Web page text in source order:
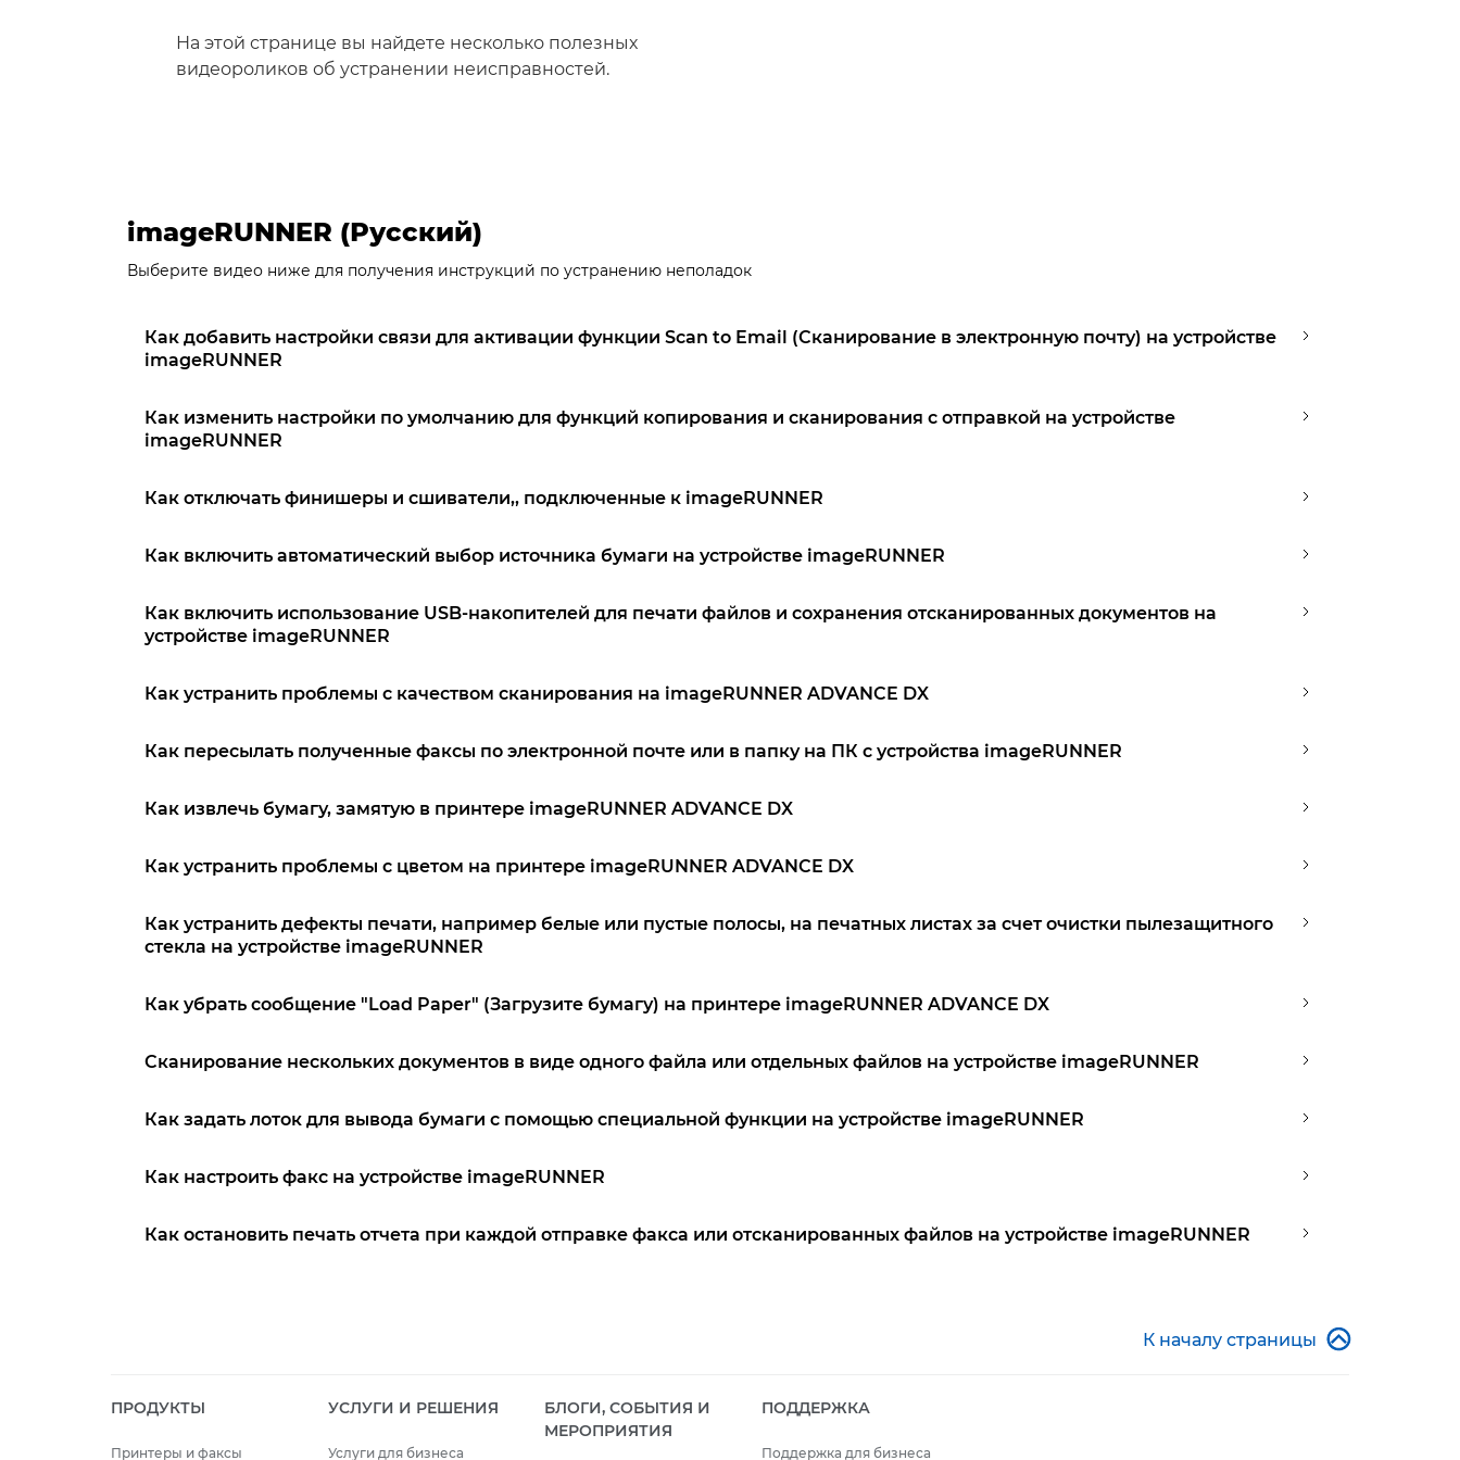
На этой странице вы найдете несколько полезных
видеороликов об устранении неисправностей.
imageRUNNER (Русский)
Выберите видео ниже для получения инструкций по устранению неполадок
Как добавить настройки связи для активации функции Scan to Email (Сканирование в электронную почту) на устройстве
imageRUNNER
Как изменить настройки по умолчанию для функций копирования и сканирования с отправкой на устройстве
imageRUNNER
Как отключать финишеры и сшиватели,, подключенные к imageRUNNER
Как включить автоматический выбор источника бумаги на устройстве imageRUNNER
Как включить использование USB-накопителей для печати файлов и сохранения отсканированных документов на
устройстве imageRUNNER
Как устранить проблемы с качеством сканирования на imageRUNNER ADVANCE DX
Как пересылать полученные факсы по электронной почте или в папку на ПК с устройства imageRUNNER
Как извлечь бумагу, замятую в принтере imageRUNNER ADVANCE DX
Как устранить проблемы с цветом на принтере imageRUNNER ADVANCE DX
Как устранить дефекты печати, например белые или пустые полосы, на печатных листах за счет очистки пылезащитного
стекла на устройстве imageRUNNER
Как убрать сообщение "Load Paper" (Загрузите бумагу) на принтере imageRUNNER ADVANCE DX
Сканирование нескольких документов в виде одного файла или отдельных файлов на устройстве imageRUNNER
Как задать лоток для вывода бумаги с помощью специальной функции на устройстве imageRUNNER
Как настроить факс на устройстве imageRUNNER
Как остановить печать отчета при каждой отправке факса или отсканированных файлов на устройстве imageRUNNER
К началу страницы 
ПРОДУКТЫ
Принтеры и факсы
УСЛУГИ И РЕШЕНИЯ
Услуги для бизнеса
БЛОГИ, СОБЫТИЯ И
МЕРОПРИЯТИЯ
ПОДДЕРЖКА
Поддержка для бизнеса